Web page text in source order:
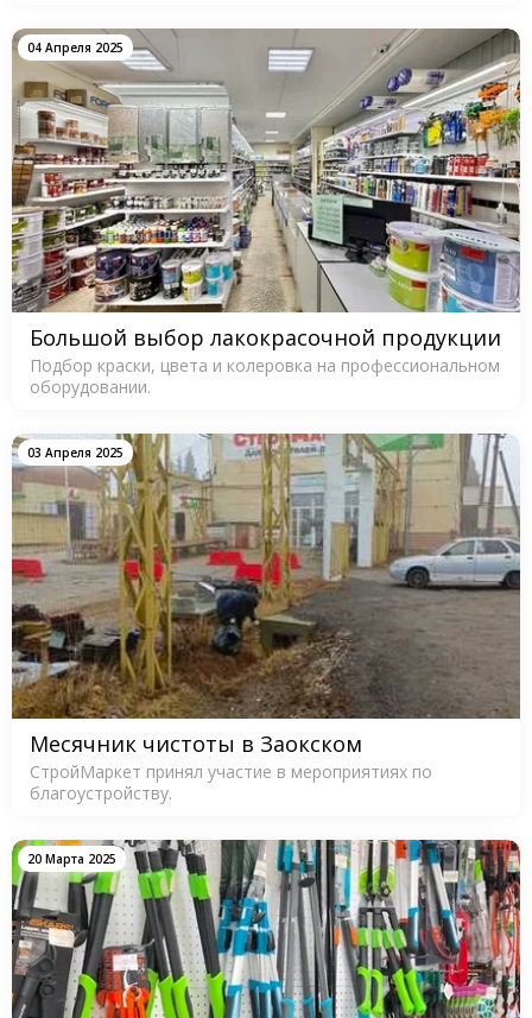
04 Апреля 2025
Большой выбор лакокрасочной продукции
Подбор краски, цвета и колеровка на профессиональном
оборудовании.
03 Апреля 2025
Месячник чистоты в Заокском
СтройМаркет принял участие в мероприятиях по
благоустройству.
20 Марта 2025